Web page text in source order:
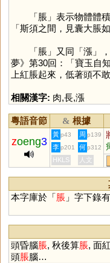
「脹 」表示物體體
「斯須之間，見囊大脹如
「脹 」又同「漲 」
夢》第30回：「寶玉自
上紅脹起來，低著頭不敢
相關漢字: 肉,長,漲
粵語音節 & 根據
zoeng3
黃 p43 周 p139
李 p201 何 p312
HKLS 人文
本字庫於「脹 」字下錄有
頭昏腦脹, 秋後算脹, 面
頭脹腦…